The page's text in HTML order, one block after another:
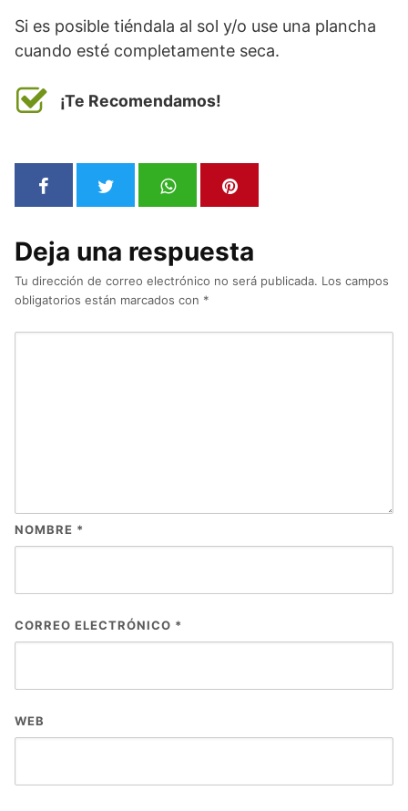
Si es posible tiéndala al sol y/o use una plancha
cuando esté completamente seca.
¡Te Recomendamos!
Deja una respuesta
Tu dirección de correo electrónico no será publicada. Los campos
obligatorios están marcados con *
NOMBRE *
CORREO ELECTRÓNICO *
WEB